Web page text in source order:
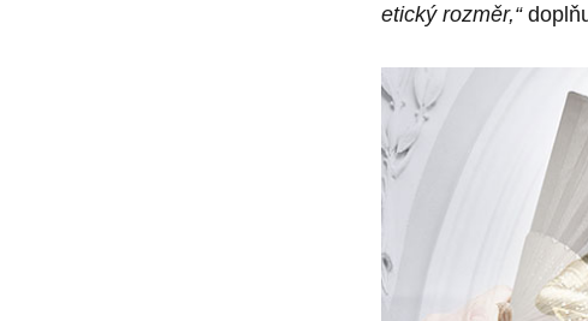
etický rozměr,“